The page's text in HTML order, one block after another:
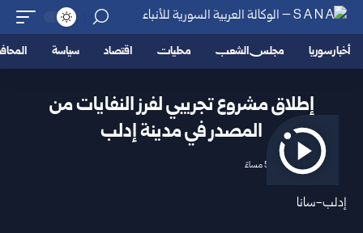
أخبار سوريا مجلس الشعب محليات اقتصاد سياسة
إطلاق مشروع تجريبي لفرز النفايات من
المصدر في مدينة إدلب
2026/07/01 5:32 مساءً
إدلب-سانا